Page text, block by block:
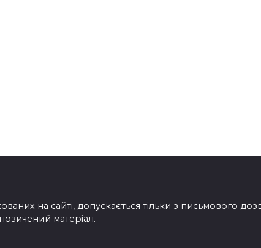
на сайті, допускається тільки з письмового
матеріал.